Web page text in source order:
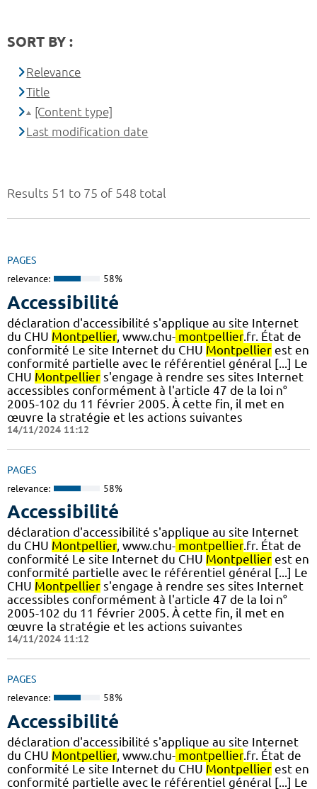
Results 51 to 75 of 548 total
PAGES
relevance: 58%
Accessibilité
déclaration d'accessibilité s'applique au site Internet
du CHU Montpellier, www.chu- montpellier.fr. État de
conformité Le site Internet du CHU Montpellier est en
conformité partielle avec le référentiel général [...] Le
CHU Montpellier s'engage à rendre ses sites Internet
accessibles conformément à l'article 47 de la loi n°
2005-102 du 11 février 2005. À cette fin, il met en
œuvre la stratégie et les actions suivantes
14/11/2024 11:12
PAGES
relevance: 58%
Accessibilité
déclaration d'accessibilité s'applique au site Internet
du CHU Montpellier, www.chu- montpellier.fr. État de
conformité Le site Internet du CHU Montpellier est en
conformité partielle avec le référentiel général [...] Le
CHU Montpellier s'engage à rendre ses sites Internet
accessibles conformément à l'article 47 de la loi n°
2005-102 du 11 février 2005. À cette fin, il met en
œuvre la stratégie et les actions suivantes
14/11/2024 11:12
PAGES
relevance: 58%
Accessibilité
déclaration d'accessibilité s'applique au site Internet
du CHU Montpellier, www.chu- montpellier.fr. État de
conformité Le site Internet du CHU Montpellier est en
conformité partielle avec le référentiel général [...] Le
SORT BY :
Relevance
Title
[Content type]
Last modification date